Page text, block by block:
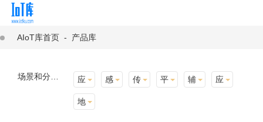
AIoT库首页 - 产品库
应用场景 感知层 传输层 平台层 辅助产品与材料 应用终端
地址选择